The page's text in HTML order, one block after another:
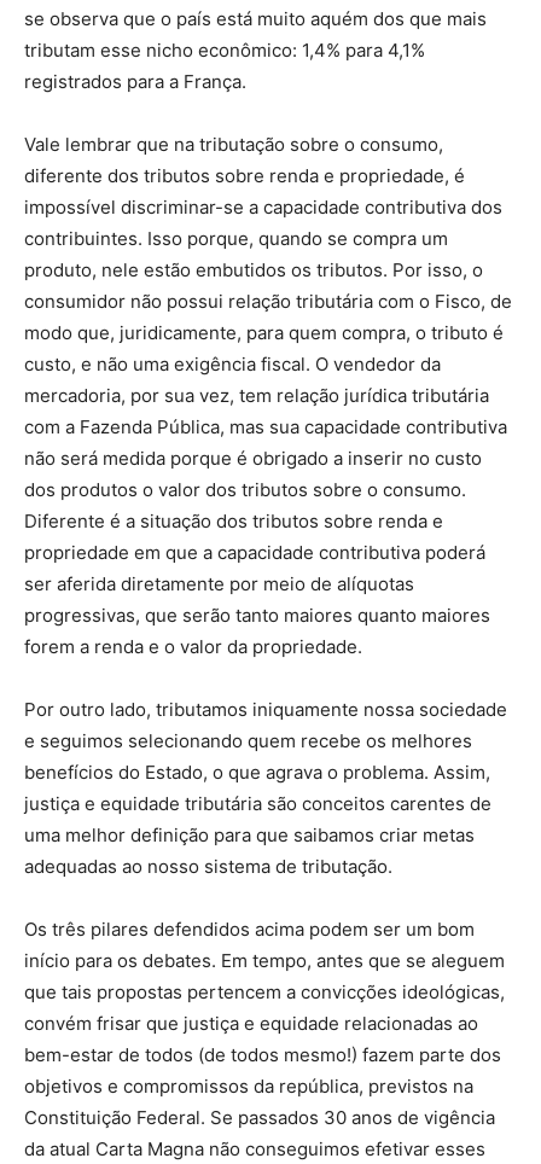
se observa que o país está muito aquém dos que mais
tributam esse nicho econômico: 1,4% para 4,1%
registrados para a França.
Vale lembrar que na tributação sobre o consumo,
diferente dos tributos sobre renda e propriedade, é
impossível discriminar-se a capacidade contributiva dos
contribuintes. Isso porque, quando se compra um
produto, nele estão embutidos os tributos. Por isso, o
consumidor não possui relação tributária com o Fisco, de
modo que, juridicamente, para quem compra, o tributo é
custo, e não uma exigência fiscal. O vendedor da
mercadoria, por sua vez, tem relação jurídica tributária
com a Fazenda Pública, mas sua capacidade contributiva
não será medida porque é obrigado a inserir no custo
dos produtos o valor dos tributos sobre o consumo.
Diferente é a situação dos tributos sobre renda e
propriedade em que a capacidade contributiva poderá
ser aferida diretamente por meio de alíquotas
progressivas, que serão tanto maiores quanto maiores
forem a renda e o valor da propriedade.
Por outro lado, tributamos iniquamente nossa sociedade
e seguimos selecionando quem recebe os melhores
benefícios do Estado, o que agrava o problema. Assim,
justiça e equidade tributária são conceitos carentes de
uma melhor definição para que saibamos criar metas
adequadas ao nosso sistema de tributação.
Os três pilares defendidos acima podem ser um bom
início para os debates. Em tempo, antes que se aleguem
que tais propostas pertencem a convicções ideológicas,
convém frisar que justiça e equidade relacionadas ao
bem-estar de todos (de todos mesmo!) fazem parte dos
objetivos e compromissos da república, previstos na
Constituição Federal. Se passados 30 anos de vigência
da atual Carta Magna não conseguimos efetivar esses